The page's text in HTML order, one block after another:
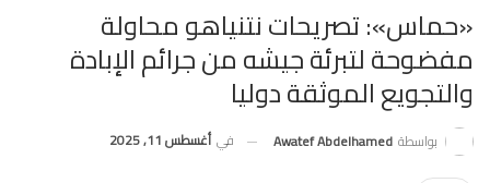
«حماس»: تصريحات نتنياهو محاولة
مفضوحة لتبرئة جيشه من جرائم الإبادة
والتجويع الموثقة دوليا
بواسطة Awatef Abdelhamed في أغسطس 11, 2025